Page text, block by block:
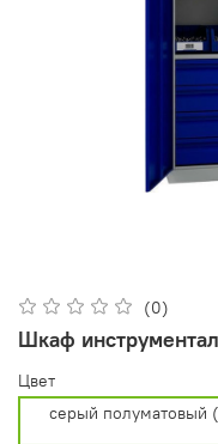
(0)
Шкаф
Цвет
cерый полуматовый